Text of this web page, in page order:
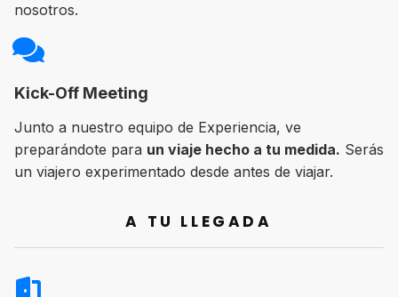
nosotros.
Kick-Off Meeting
Junto a nuestro equipo de Experiencia, ve
preparándote para un viaje hecho a tu medida. Serás
un viajero experimentado desde antes de viajar.
A TU LLEGADA